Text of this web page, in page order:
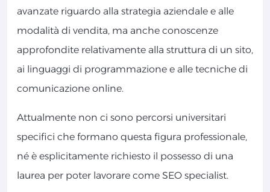
avanzate riguardo alla strategia aziendale e alle
modalità di vendita, ma anche conoscenze
approfondite relativamente alla struttura di un sito,
ai linguaggi di programmazione e alle tecniche di
comunicazione online.
Attualmente non ci sono percorsi universitari
specifici che formano questa figura professionale,
né è esplicitamente richiesto il possesso di una
laurea per poter lavorare come SEO specialist.